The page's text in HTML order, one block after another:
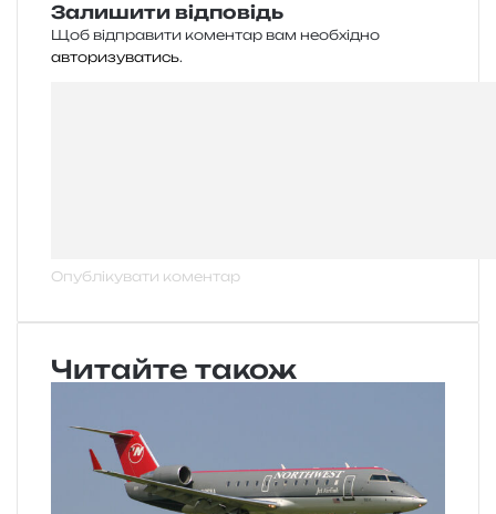
Залишити відповідь
Щоб відправити коментар вам необхідно
авторизуватись.
Читайте також